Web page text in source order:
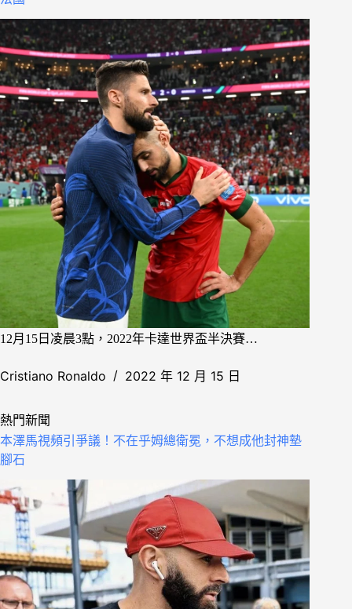
12月15日凌晨3點，2022年卡達世界盃半決賽…
Cristiano Ronaldo 2022 年 12 月 15 日
熱門新聞
本澤馬視頻引爭議！不在乎姆總衛冕，不想成他封神墊
腳石